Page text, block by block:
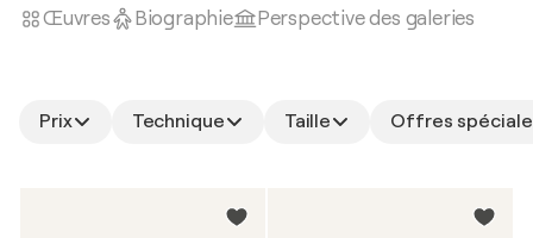
Œuvres Biographie Perspective des galeries
Prix Technique Taille Offres